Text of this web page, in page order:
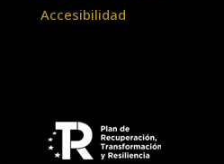
Accesibilidad